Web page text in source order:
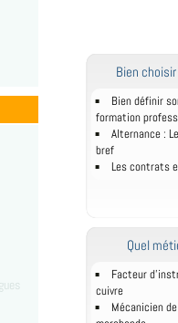
Bien
Bien définir
formation
Alternance :
bref
Les contrats
Quel
Facteur
cuivre
Mécanicien